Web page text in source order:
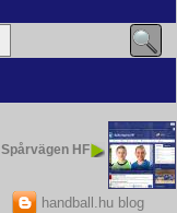
Spårvägen HF
handball.hu blog